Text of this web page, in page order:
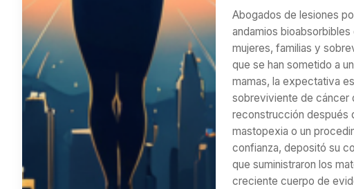
Abogados de lesiones
andamios
mujeres, familias y
que se han sometido a
mamas, la expectativa
sobreviviente de cáncer
reconstrucción después
mastopexia o un
confianza, depositó su
que suministraron los
creciente cuerpo de